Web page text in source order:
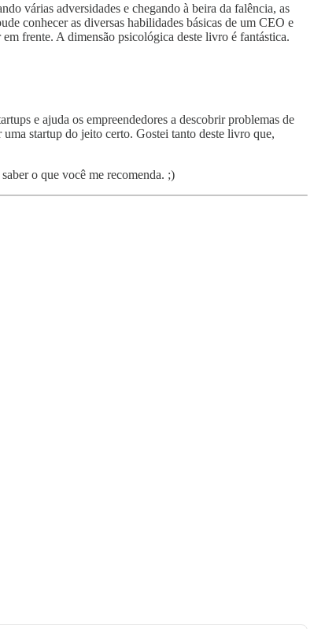
várias adversidades e chegando à beira da falência, as
conhecer as diversas habilidades básicas de um CEO e
frente. A dimensão psicológica deste livro é fantástica.
e ajuda os empreendedores a descobrir problemas de
startup do jeito certo. Gostei tanto deste livro que,
o que você me recomenda. ;)